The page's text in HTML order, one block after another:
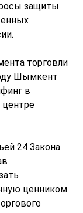
защиты
торговли
Шымкент
в
24 Закона
ценником